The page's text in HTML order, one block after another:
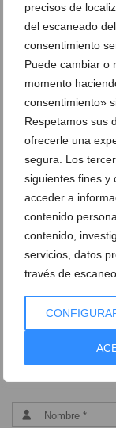
precisos de
del escaneado
consentimiento
Puede cambiar o
momento
consentimiento»
Respetamos sus
ofrecerle una
segura. Los
siguientes fines y
acceder a
contenido
contenido,
servicios, datos
través de
Un rosado para acompañar
Una gama de exquisitos
DEJA UN